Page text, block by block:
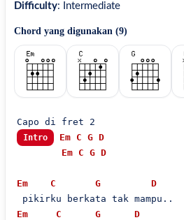
Difficulty: Intermediate
Chord yang digunakan (9)
Intro Em C G D
Em
C G D
Em C G
D
Em
C G
D